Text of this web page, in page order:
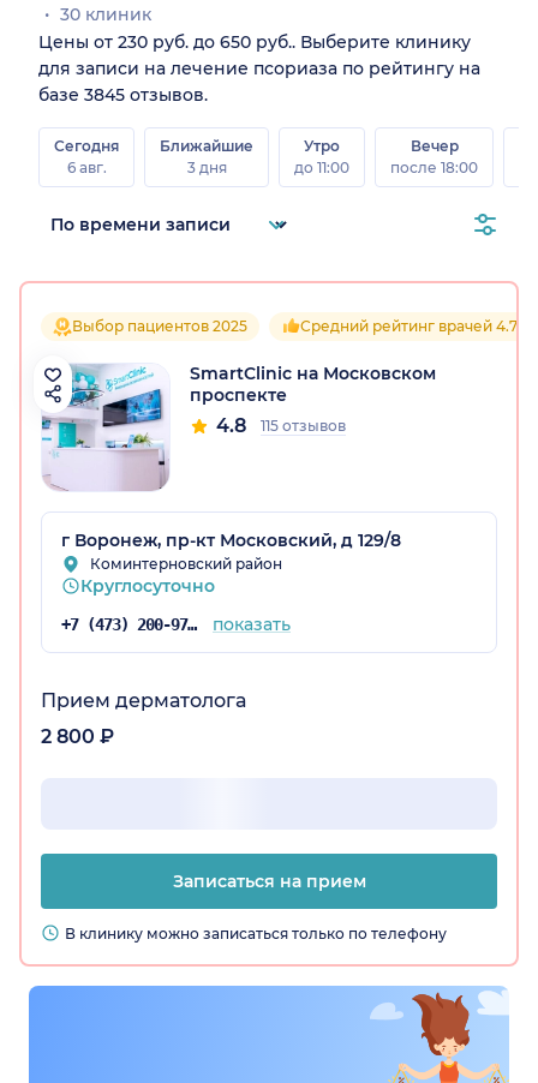
30 клиник
Цены от 230 руб. до 650 руб.. Выберите клинику
для записи на лечение псориаза по рейтингу на
базе 3845 отзывов.
Сегодня
6 авг.
Ближайшие
3 дня
Утро
до 11:00
Вечер
после 18:00
Выбор пациентов 2025 Средний рейтинг врачей 4.7
SmartClinic на Московском
проспекте
4.8 115 отзывов
г Воронеж, пр-кт Московский, д 129/8
Коминтерновский район
Круглосуточно
+7 (473) 200-97-34 показать
Прием дерматолога
2 800 ₽
Записаться на прием
В клинику можно записаться только по телефону